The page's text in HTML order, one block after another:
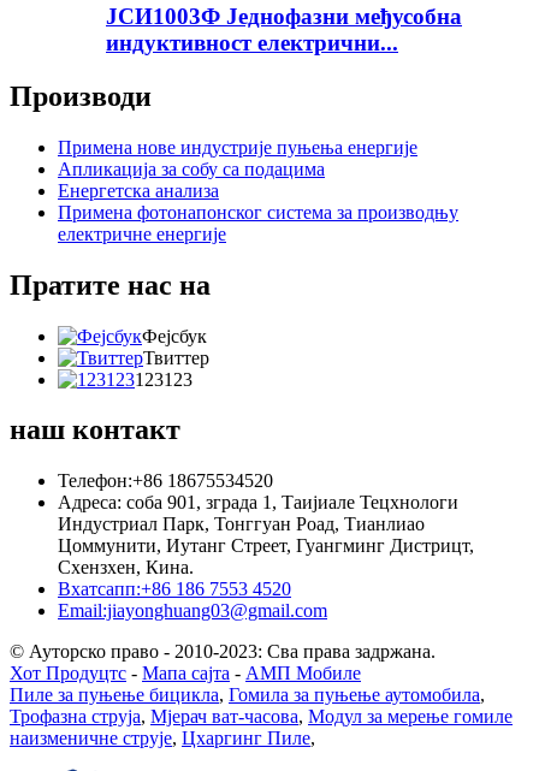
ЈСИ1003Ф Једнофазни међусобна
индуктивност електрични...
Производи
Примена нове индустрије пуњења енергије
Апликација за собу са подацима
Енергетска анализа
Примена фотонапонског система за производњу
електричне енергије
Пратите нас на
Фејсбук
Твиттер
123123
наш контакт
Телефон:+86 18675534520
Адреса: соба 901, зграда 1, Таијиале Тецхнологи
Индустриал Парк, Тонггуан Роад, Тианлиао
Цоммунити, Иутанг Стреет, Гуангминг Дистрицт,
Схензхен, Кина.
Вхатсапп:+86 186 7553 4520
Email:jiayonghuang03@gmail.com
© Ауторско право - 2010-2023: Сва права задржана.
Хот Продуцтс - Мапа сајта - АМП Мобиле
Пиле за пуњење бицикла, Гомила за пуњење аутомобила,
Трофазна струја, Мјерач ват-часова, Модул за мерење гомиле
наизменичне струје, Цхаргинг Пиле,